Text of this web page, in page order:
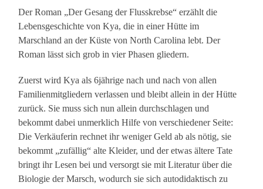
Der Roman „Der Gesang der Flusskrebse“ erzählt die
Lebensgeschichte von Kya, die in einer Hütte im
Marschland an der Küste von North Carolina lebt. Der
Roman lässt sich grob in vier Phasen gliedern.
Zuerst wird Kya als 6jährige nach und nach von allen
Familienmitgliedern verlassen und bleibt allein in der Hütte
zurück. Sie muss sich nun allein durchschlagen und
bekommt dabei unmerklich Hilfe von verschiedener Seite:
Die Verkäuferin rechnet ihr weniger Geld ab als nötig, sie
bekommt „zufällig“ alte Kleider, und der etwas ältere Tate
bringt ihr Lesen bei und versorgt sie mit Literatur über die
Biologie der Marsch, wodurch sie sich autodidaktisch zu